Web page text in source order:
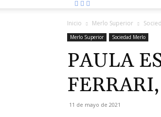
Inicio Merlo Superior
Merlo Superior Sociedad Merlo
PAULA
11 de mayo de 2021